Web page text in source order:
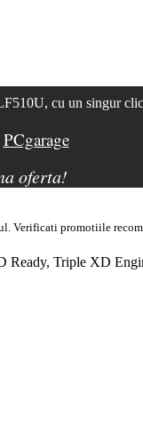
cu un singur
PCgarage
oferta!
. Verificati promotiile
Ready, Triple XD